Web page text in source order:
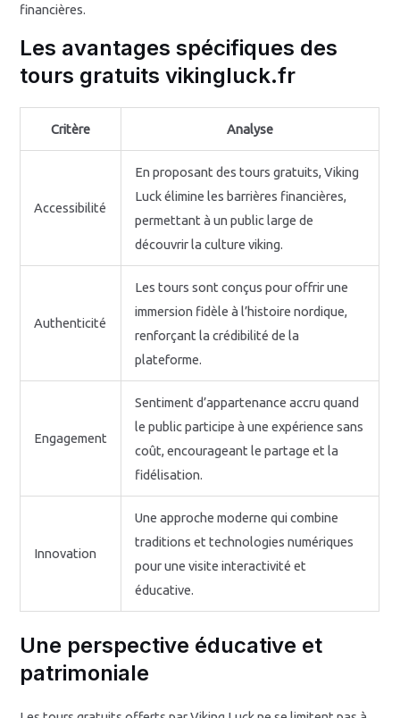
financières.
Les avantages spécifiques des
tours gratuits vikingluck.fr
Critère Analyse
Accessibilité
En proposant des tours gratuits, Viking
Luck élimine les barrières financières,
permettant à un public large de
découvrir la culture viking.
Authenticité
Les tours sont conçus pour offrir une
immersion fidèle à l’histoire nordique,
renforçant la crédibilité de la
plateforme.
Engagement
Sentiment d’appartenance accru quand
le public participe à une expérience sans
coût, encourageant le partage et la
fidélisation.
Innovation
Une approche moderne qui combine
traditions et technologies numériques
pour une visite interactivité et
éducative.
Une perspective éducative et
patrimoniale